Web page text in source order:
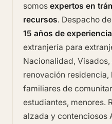
somos expertos en
recursos. Despacho
15 años de experiencia
extranjería para
Nacionalidad, Visados,
renovación residencia,
familiares de
estudiantes, menores.
alzada y contenciosos